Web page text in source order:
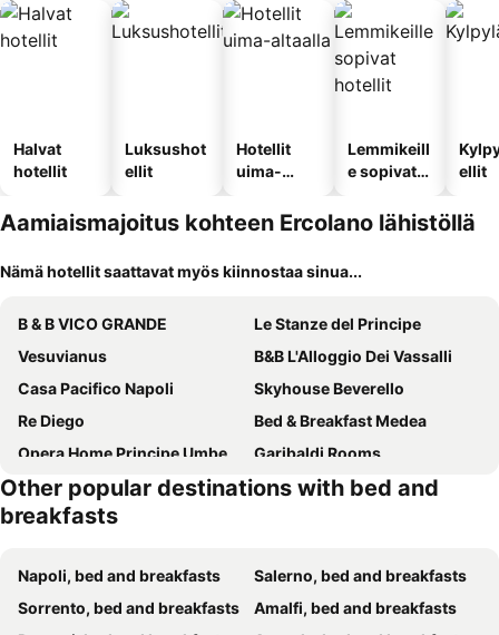
Halvat
hotellit
Luksushot
ellit
Hotellit
uima-
Lemmikeill
e sopivat
ellit
Aamiaismajoitus kohteen Ercolano lähistöllä
Nämä hotellit saattavat myös kiinnostaa sinua...
B & B VICO GRANDE
Le Stanze del Principe
Vesuvianus
B&B L'Alloggio Dei Vassalli
Casa Pacifico Napoli
Skyhouse Beverello
Re Diego
Bed & Breakfast Medea
Opera Home Principe Umberto
Garibaldi Rooms
La Stella Di Napoli B&B
NeapolitanTrips Hotel
Sweet Sleep
Welmy Napoli
Spira Mirabilis Napoli
Napoli Suite
B&B Neapolis Bellini
Other popular destinations with bed and
breakfasts
Napoli, bed and breakfasts
Salerno, bed and breakfasts
Sorrento, bed and breakfasts
Amalfi, bed and breakfasts